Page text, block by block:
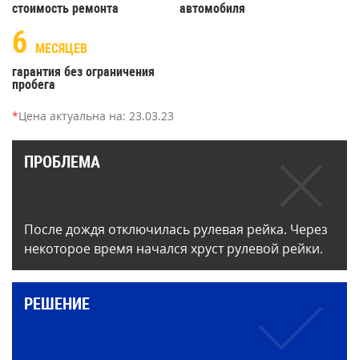
стоимость ремонта
автомобиля
6
МЕСЯЦЕВ
гарантия без ограничения
пробега
*Цена актуальна на: 23.03.23
ПРОБЛЕМА
После дождя отключилась рулевая рейка. Через
некоторое время начался хруст рулевой рейки.
РЕШЕНИЕ